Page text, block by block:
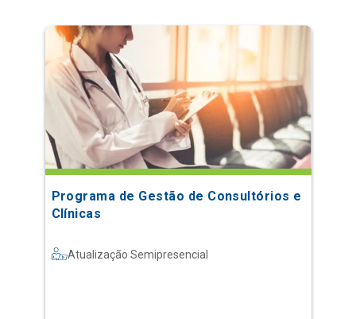
Programa de Gestão de Consultórios e
Clínicas
Atualização Semipresencial